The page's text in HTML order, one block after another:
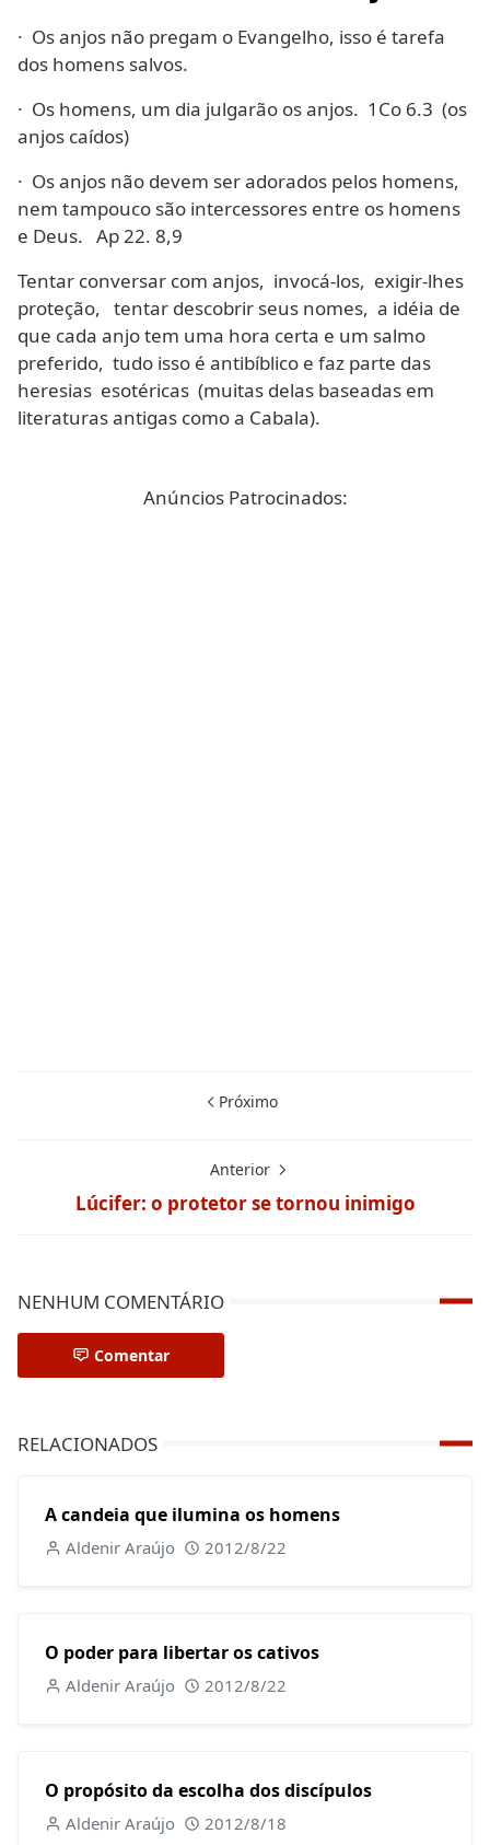
· Os anjos não pregam o Evangelho, isso é tarefa
dos homens salvos.
· Os homens, um dia julgarão os anjos. 1Co 6.3 (os
anjos caídos)
· Os anjos não devem ser adorados pelos homens,
nem tampouco são intercessores entre os homens
e Deus. Ap 22. 8,9
Tentar conversar com anjos, invocá-los, exigir-lhes
proteção, tentar descobrir seus nomes, a idéia de
que cada anjo tem uma hora certa e um salmo
preferido, tudo isso é antibíblico e faz parte das
heresias esotéricas (muitas delas baseadas em
literaturas antigas como a Cabala).
Anúncios Patrocinados:
Próximo
Anterior
Lúcifer: o protetor se tornou inimigo
NENHUM COMENTÁRIO
Comentar
RELACIONADOS
A candeia que ilumina os homens
Aldenir Araújo 2012/8/22
O poder para libertar os cativos
Aldenir Araújo 2012/8/22
O propósito da escolha dos discípulos
Aldenir Araújo 2012/8/18